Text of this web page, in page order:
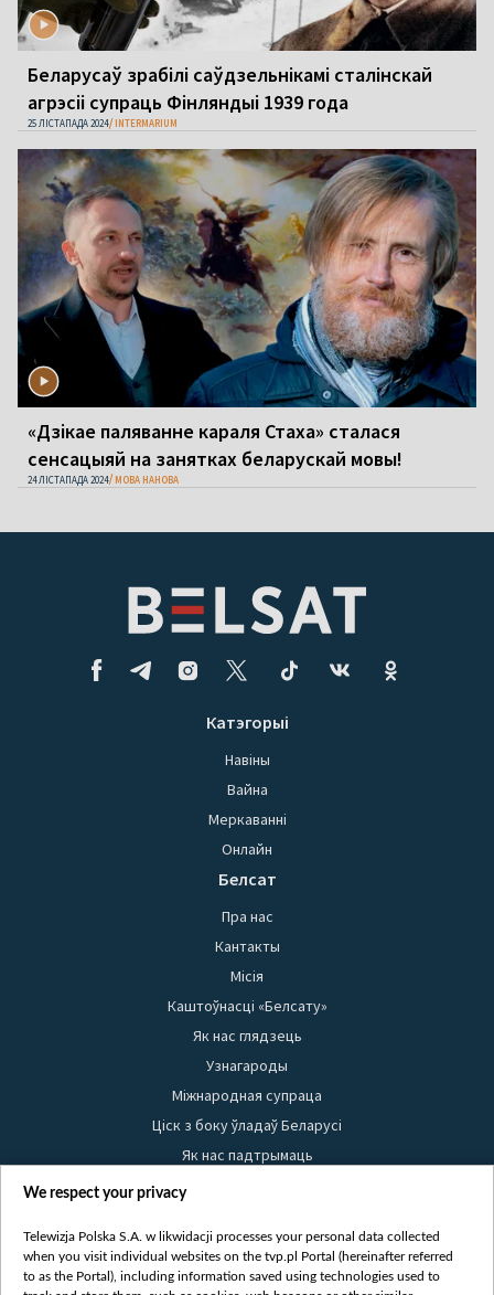
Беларусаў зрабілі саўдзельнікамі сталінскай
агрэсіі супраць Фінляндыі 1939 года
25 ЛІСТАПАДА 2024 INTERMARIUM
«Дзікае паляванне караля Стаха» сталася
сенсацыяй на занятках беларускай мовы!
24 ЛІСТАПАДА 2024 МОВА НАНОВА
Катэгорыі
Навіны
Вайна
Меркаванні
Онлайн
Белсат
Пра нас
Кантакты
Місія
Каштоўнасці «Белсату»
Як нас глядзець
Узнагароды
Міжнародная супраца
Ціск з боку ўладаў Беларусі
Як нас падтрымаць
Правілы выкарыстання матэрыялаў
Бяспека
Youtube
We respect your privacy
Telewizja Polska S.A. w likwidacji processes your personal data collected
when you visit individual websites on the tvp.pl Portal (hereinafter referred
to as the Portal), including information saved using technologies used to